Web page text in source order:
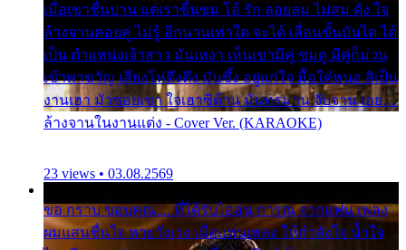
เมื่อเขาชื่นบาน แต่เราขื่นขม โอ้ รัก ลอยลม ไม่สม ดัง ใจ
ล้างจานคอยคู่ ไม่รู้ อีกนานเท่าใด จะได้ เลื่อนขั้นบันได ได้
เป็น ตำแหน่งเจ้าสาว มันเหงา เห็นเขามีคู่ ซมดู มีคู่ก็ม่วน
เข้าพาขวัญ เสียงโห่ตึงตึง มันซึ้ง อยู่แก่ใจ มื้อใด๋หนอ สิเป็น
งานเฮา มัวซอยเขา ใจเฮาซิด้าน มันทรมาน จับจาน เอย…
ล้างจานในงานแต่ง - Cover Ver. (KARAOKE)
23 views • 03.08.2569
ขอ กราบ ขอบคุณ.... ที่ได้รับไออุ่น การุณ จากแฟน เพลง
ผมแสนชื่นใจ หายวังเวง เมื่อแฟนเพลง ให้กำลังใจ น้ำใจ